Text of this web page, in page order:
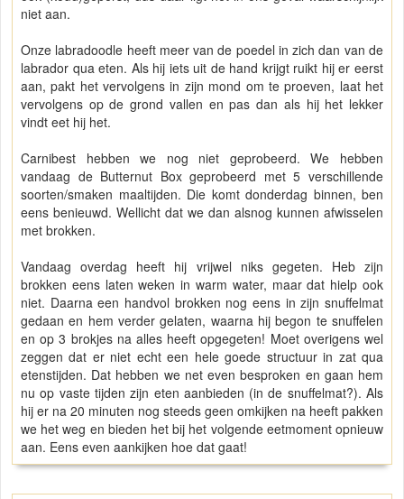
niet aan.
Onze labradoodle heeft meer van de poedel in zich dan van de
labrador qua eten. Als hij iets uit de hand krijgt ruikt hij er eerst
aan, pakt het vervolgens in zijn mond om te proeven, laat het
vervolgens op de grond vallen en pas dan als hij het lekker
vindt eet hij het.
Carnibest hebben we nog niet geprobeerd. We hebben
vandaag de Butternut Box geprobeerd met 5 verschillende
soorten/smaken maaltijden. Die komt donderdag binnen, ben
eens benieuwd. Wellicht dat we dan alsnog kunnen afwisselen
met brokken.
Vandaag overdag heeft hij vrijwel niks gegeten. Heb zijn
brokken eens laten weken in warm water, maar dat hielp ook
niet. Daarna een handvol brokken nog eens in zijn snuffelmat
gedaan en hem verder gelaten, waarna hij begon te snuffelen
en op 3 brokjes na alles heeft opgegeten! Moet overigens wel
zeggen dat er niet echt een hele goede structuur in zat qua
etenstijden. Dat hebben we net even besproken en gaan hem
nu op vaste tijden zijn eten aanbieden (in de snuffelmat?). Als
hij er na 20 minuten nog steeds geen omkijken na heeft pakken
we het weg en bieden het bij het volgende eetmoment opnieuw
aan. Eens even aankijken hoe dat gaat!